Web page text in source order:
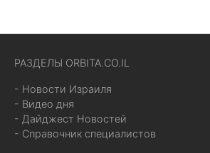
РАЗДЕЛЫ ORBITA.CO.IL
- Новости Израиля
- Видео дня
- Дайджест Новостей
- Справочник специалистов